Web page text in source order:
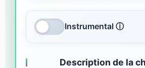
Instrumental ⓘ
Description de la